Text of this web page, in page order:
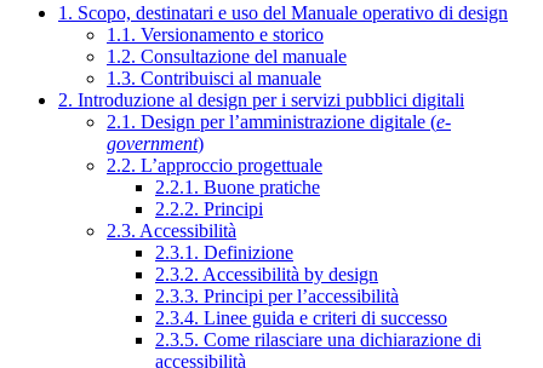
1. Scopo, destinatari e uso del Manuale operativo di design
1.1. Versionamento e storico
1.2. Consultazione del manuale
1.3. Contribuisci al manuale
2. Introduzione al design per i servizi pubblici digitali
2.1. Design per l’amministrazione digitale (e-
government)
2.2. L’approccio progettuale
2.2.1. Buone pratiche
2.2.2. Principi
2.3. Accessibilità
2.3.1. Definizione
2.3.2. Accessibilità by design
2.3.3. Principi per l’accessibilità
2.3.4. Linee guida e criteri di successo
2.3.5. Come rilasciare una dichiarazione di
accessibilità